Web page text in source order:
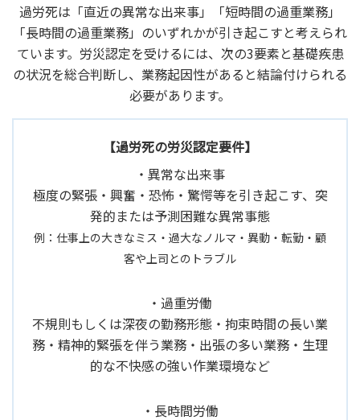
過労死は「直近の異常な出来事」「短時間の過重業務」
「長時間の過重業務」のいずれかが引き起こすと考えられ
ています。労災認定を受けるには、次の3要素と基礎疾患
の状況を総合判断し、業務起因性があると結論付けられる
必要があります。
【過労死の労災認定要件】
・異常な出来事
極度の緊張・興奮・恐怖・驚愕等を引き起こす、突
発的または予測困難な異常事態
例：仕事上の大きなミス・過大なノルマ・異動・転勤・顧
客や上司とのトラブル
・過重労働
不規則もしくは深夜の勤務形態・拘束時間の長い業
務・精神的緊張を伴う業務・出張の多い業務・生理
的な不快感の強い作業環境など
・長時間労働